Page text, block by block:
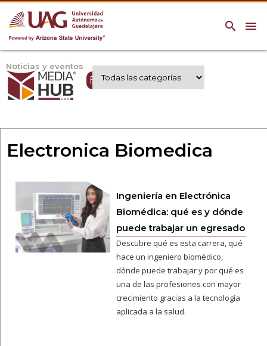
menu
search
Noticias y eventos
Expertos UAG
Electronica Biomedica
Ingeniería en Electrónica
Biomédica: qué es y dónde
puede trabajar un egresado
Descubre qué es esta carrera, qué
hace un ingeniero biomédico,
dónde puede trabajar y por qué es
una de las profesiones con mayor
crecimiento gracias a la tecnología
aplicada a la salud.